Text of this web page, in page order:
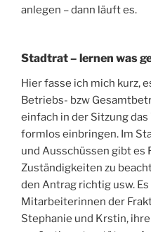
anlegen – dann läuft es.
Stadtrat – lernen was
Hier fasse ich mich kurz,
Betriebs- bzw
einfach in der Sitzung
formlos einbringen. Im
und Ausschüssen gibt es
Zuständigkeiten zu
den Antrag richtig usw.
Mitarbeiterinnen der
Stephanie und Krstin,